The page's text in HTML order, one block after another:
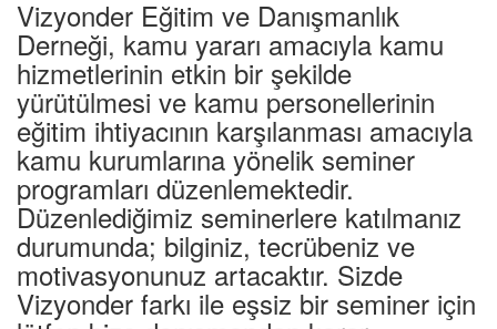
Vizyonder Eğitim ve Danışmanlık
Derneği, kamu yararı amacıyla kamu
hizmetlerinin etkin bir şekilde
yürütülmesi ve kamu personellerinin
eğitim ihtiyacının karşılanması amacıyla
kamu kurumlarına yönelik seminer
programları düzenlemektedir.
Düzenlediğimiz seminerlere katılmanız
durumunda; bilginiz, tecrübeniz ve
motivasyonunuz artacaktır. Sizde
Vizyonder farkı ile eşsiz bir seminer için